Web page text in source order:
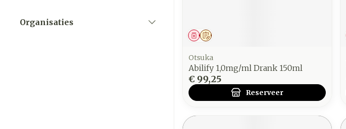
Organisaties
Op voorschrift
Geneesmiddel
Otsuka
Abilify 1,0mg/ml Drank 150ml
€ 99,25
Reserveer